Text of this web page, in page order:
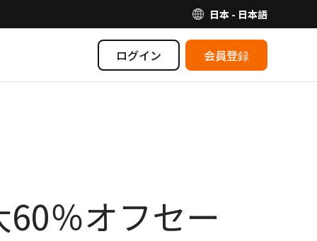
日本 - 日本語
ログイン 会員登録
％オフセー